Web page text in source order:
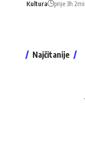
Kultura prije 3h
Najčitanije